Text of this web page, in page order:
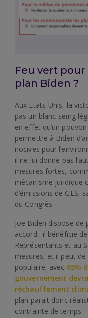
Feu vert
plan Biden ?
Aux Etats-Unis, la
pas un blanc-seing
en effet qu’un
permettre à Biden
nocives pour
il ne lui donne pas
mesures fortes,
mécanisme juridique
d’émissions de GES,
du Congrès.
Joe Biden dispose
accord : il bénéficie
Représentants et au
mesures, et il peut de
populaire, avec 65%
gouvernement
réchauffement
plan parait donc
contrainte de temps.